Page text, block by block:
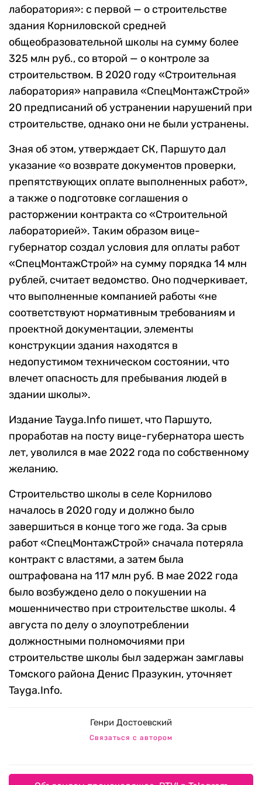
лаборатория»: с первой — о строительстве
здания Корниловской средней
общеобразовательной школы на сумму более
325 млн руб., со второй — о контроле за
строительством. В 2020 году «Строительная
лаборатория» направила «СпецМонтажСтрой»
20 предписаний об устранении нарушений при
строительстве, однако они не были устранены.
Зная об этом, утверждает СК, Паршуто дал
указание «о возврате документов проверки,
препятствующих оплате выполненных работ»,
а также о подготовке соглашения о
расторжении контракта со «Строительной
лабораторией». Таким образом вице-
губернатор создал условия для оплаты работ
«СпецМонтажСтрой» на сумму порядка 14 млн
рублей, считает ведомство. Оно подчеркивает,
что выполненные компанией работы «не
соответствуют нормативным требованиям и
проектной документации, элементы
конструкции здания находятся в
недопустимом техническом состоянии, что
влечет опасность для пребывания людей в
здании школы».
Издание Tayga.Info пишет, что Паршуто,
проработав на посту вице-губернатора шесть
лет, уволился в мае 2022 года по собственному
желанию.
Строительство школы в селе Корнилово
началось в 2020 году и должно было
завершиться в конце того же года. За срыв
работ «СпецМонтажСтрой» сначала потеряла
контракт с властями, а затем была
оштрафована на 117 млн руб. В мае 2022 года
было возбуждено дело о покушении на
мошенничество при строительстве школы. 4
августа по делу о злоупотреблении
должностными полномочиями при
строительстве школы был задержан замглавы
Томского района Денис Празукин, уточняет
Tayga.Info.
Генри Достоевский
Связаться с автором